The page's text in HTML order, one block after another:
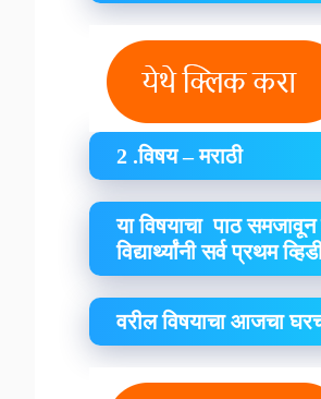
2 .विषय – मराठी
या विषयाचा पाठ
विद्यार्थ्यांनी सर्व प्रथम
वरील विषयाचा आजचा